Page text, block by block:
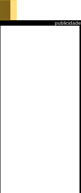
publicidade